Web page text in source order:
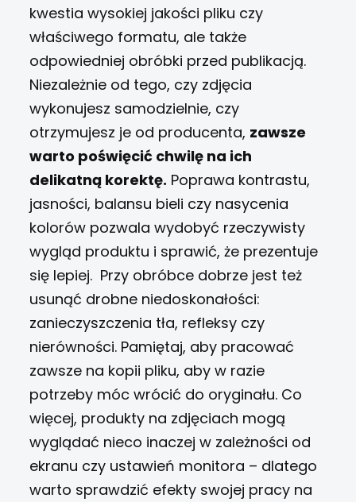
kwestia wysokiej jakości pliku czy
właściwego formatu, ale także
odpowiedniej obróbki przed publikacją.
Niezależnie od tego, czy zdjęcia
wykonujesz samodzielnie, czy
otrzymujesz je od producenta, zawsze
warto poświęcić chwilę na ich
delikatną korektę. Poprawa kontrastu,
jasności, balansu bieli czy nasycenia
kolorów pozwala wydobyć rzeczywisty
wygląd produktu i sprawić, że prezentuje
się lepiej. Przy obróbce dobrze jest też
usunąć drobne niedoskonałości:
zanieczyszczenia tła, refleksy czy
nierówności. Pamiętaj, aby pracować
zawsze na kopii pliku, aby w razie
potrzeby móc wrócić do oryginału. Co
więcej, produkty na zdjęciach mogą
wyglądać nieco inaczej w zależności od
ekranu czy ustawień monitora – dlatego
warto sprawdzić efekty swojej pracy na